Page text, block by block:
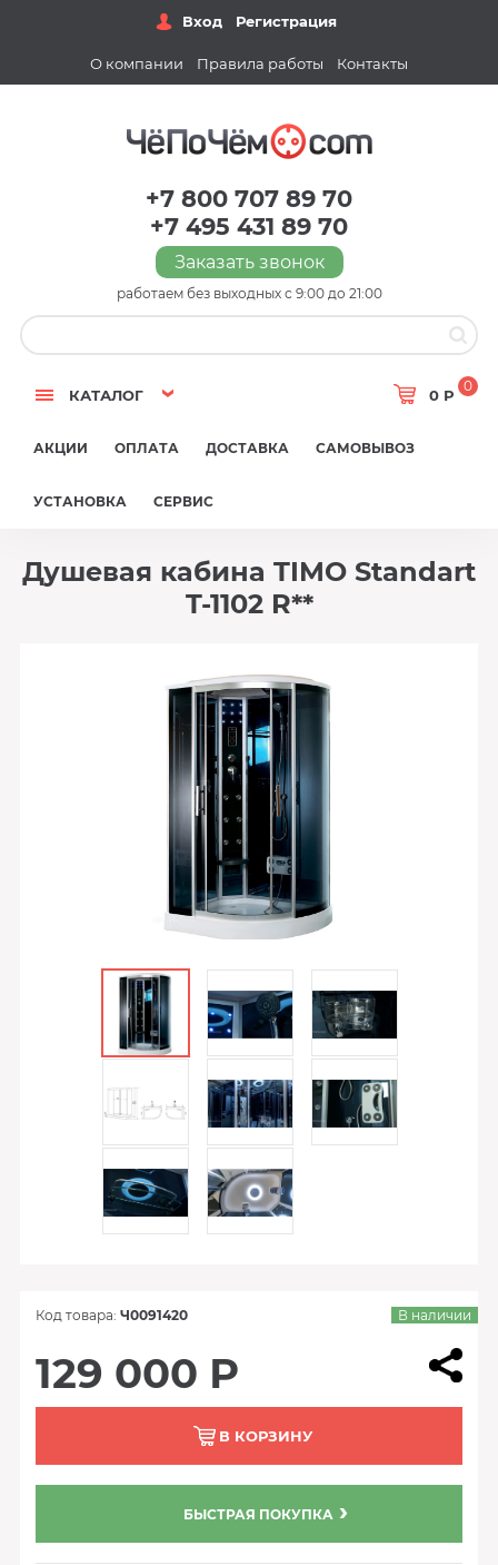
Вход Регистрация
О компании Правила работы Контакты
+7 800 707 89 70
+7 495 431 89 70
Заказать звонок
работаем без выходных с 9:00 до 21:00
КАТАЛОГ 0 Р
0
АКЦИИ ОПЛАТА ДОСТАВКА САМОВЫВОЗ
УСТАНОВКА СЕРВИС
Душевая кабина TIMO Standart
T-1102 R**
Код товара: Ч0091420 В наличии
129 000 Р
В КОРЗИНУ
БЫСТРАЯ ПОКУПКА